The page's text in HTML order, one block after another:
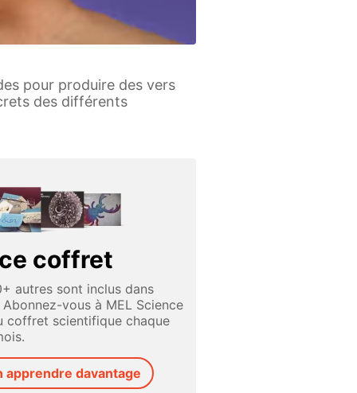
pour produire des vers
des différents
coffret
autres sont inclus dans
vous à MEL Science
coffret scientifique chaque
apprendre davantage